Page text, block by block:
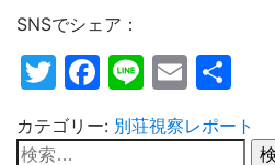
SNSでシェア：
Twitter
Facebook
LineEmail
カテゴリー: 別荘視察レポート
検